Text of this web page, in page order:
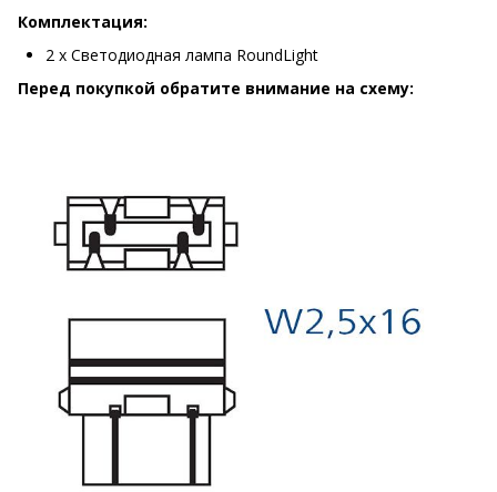
Комплектация:
2 х Светодиодная лампа RoundLight
Перед покупкой обратите внимание на схему: